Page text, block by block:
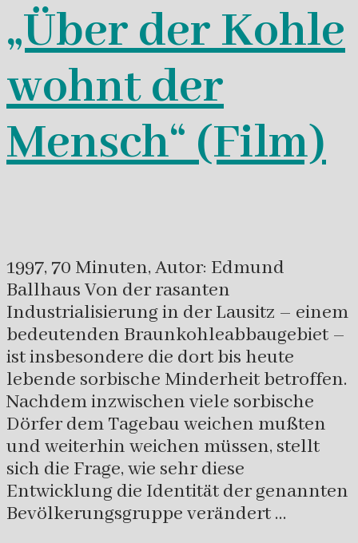
„Über der Kohle
wohnt der
Mensch“ (Film)
1997, 70 Minuten, Autor: Edmund
Ballhaus Von der rasanten
Industrialisierung in der Lausitz – einem
bedeutenden Braunkohleabbaugebiet –
ist insbesondere die dort bis heute
lebende sorbische Minderheit betroffen.
Nachdem inzwischen viele sorbische
Dörfer dem Tagebau weichen mußten
und weiterhin weichen müssen, stellt
sich die Frage, wie sehr diese
Entwicklung die Identität der genannten
Bevölkerungsgruppe verändert …